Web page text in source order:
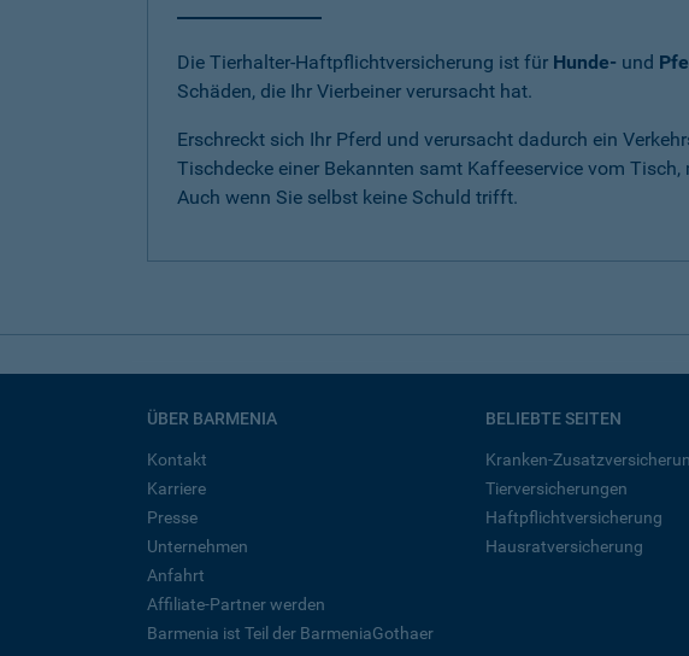
Die Tierhalter-Haftpflichtversicherung ist für Hunde- und
Schäden, die Ihr Vierbeiner verursacht hat.
Erschreckt sich Ihr Pferd und verursacht dadurch ein
Tischdecke einer Bekannten samt Kaffeeservice vom Tisch,
Auch wenn Sie selbst keine Schuld trifft.
ÜBER BARMENIA
Kontakt
Karriere
Presse
Unternehmen
Anfahrt
Affiliate-Partner werden
Barmenia ist Teil der BarmeniaGothaer
BELIEBTE SEITEN
Kranken-
Tierversicherungen
Haftpflichtversicherung
Hausratversicherung